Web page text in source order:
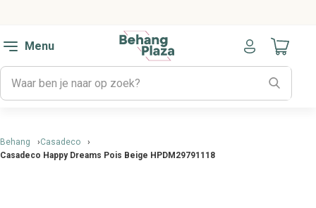
Menu
Naar
Behang
Casadeco
Casadeco Happy Dreams Pois Beige HPDM29791118